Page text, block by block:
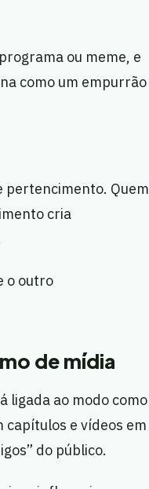
ou meme, e
como um empurrão
pertencimento. Quem
cria
o outro
de mídia
ligada ao modo como
capítulos e vídeos em
do público.